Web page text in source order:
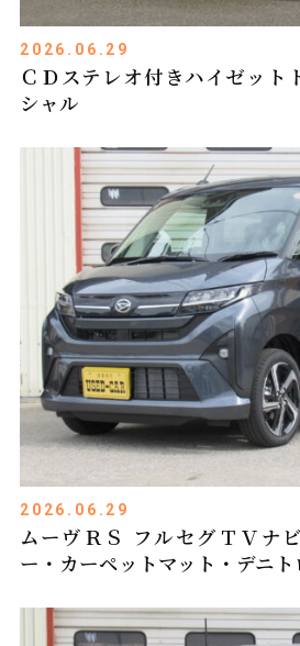
2026.06.29
ＣＤステレオ付きハイゼット
シャル
2026.06.29
ムーヴＲＳ フルセグＴＶナ
ー・カーペットマット・デニト